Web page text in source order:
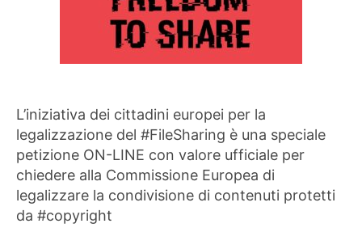
L’iniziativa dei cittadini europei per la
legalizzazione del #FileSharing è una speciale
petizione ON-LINE con valore ufficiale per
chiedere alla Commissione Europea di
legalizzare la condivisione di contenuti protetti
da #copyright